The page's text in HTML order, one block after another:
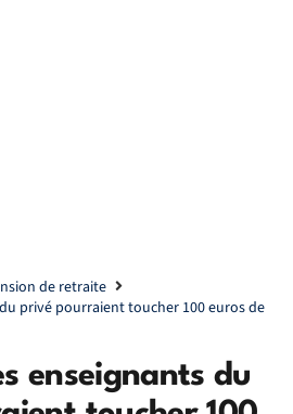
de retraite
privé pourraient toucher 100 euros de
enseignants du